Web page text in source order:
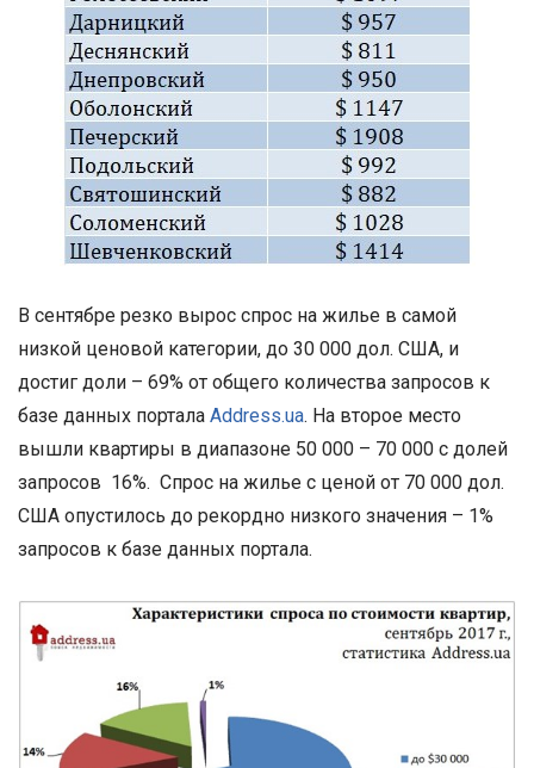
В сентябре резко вырос спрос на жилье в самой
низкой ценовой категории, до 30 000 дол. США, и
достиг доли – 69% от общего количества запросов к
базе данных портала Address.ua. На второе место
вышли квартиры в диапазоне 50 000 – 70 000 с долей
запросов 16%. Спрос на жилье с ценой от 70 000 дол.
США опустилось до рекордно низкого значения – 1%
запросов к базе данных портала.